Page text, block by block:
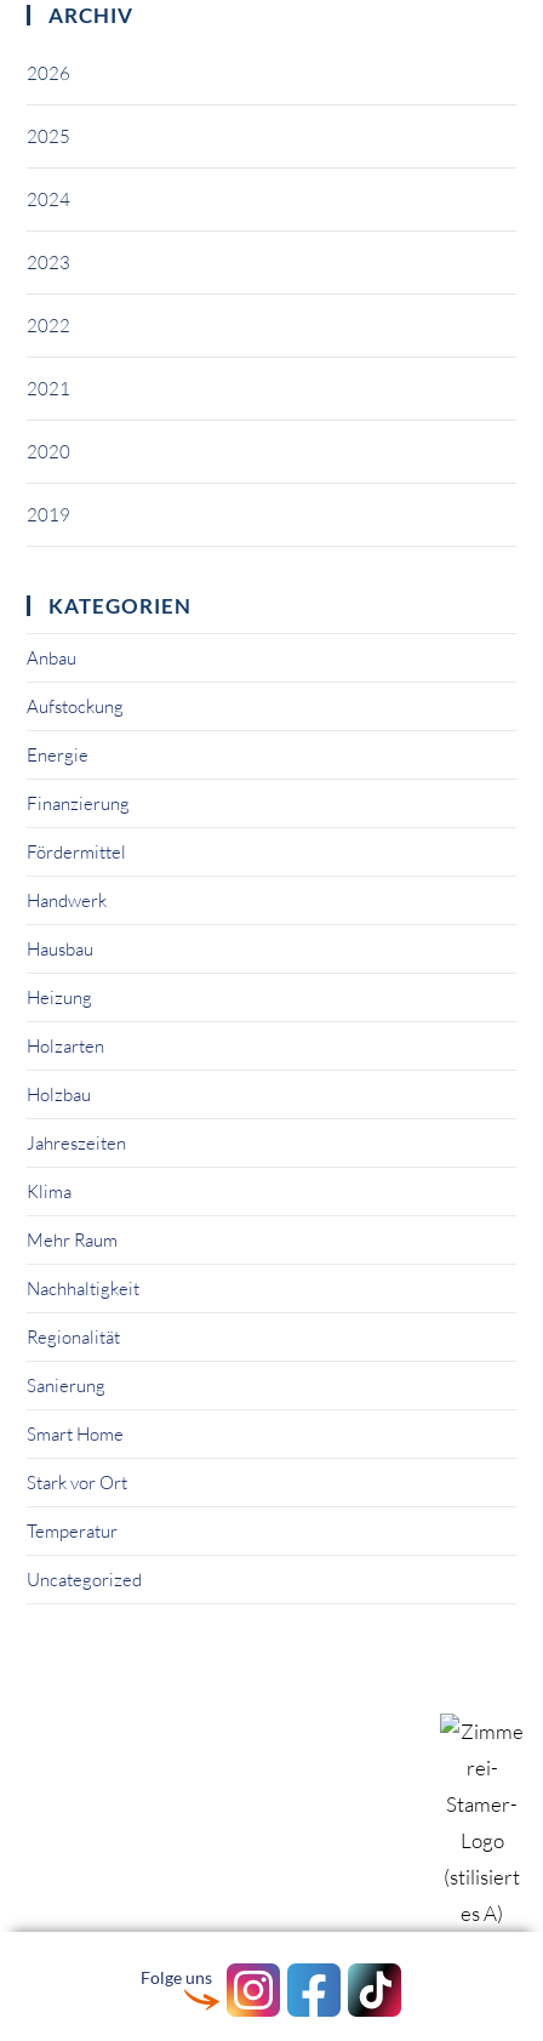
ARCHIV
2026
2025
2024
2023
2022
2021
2020
2019
KATEGORIEN
Anbau
Aufstockung
Energie
Finanzierung
Fördermittel
Handwerk
Hausbau
Heizung
Holzarten
Holzbau
Jahreszeiten
Klima
Mehr Raum
Nachhaltigkeit
Regionalität
Sanierung
Smart Home
Stark vor Ort
Temperatur
Uncategorized
Folge uns